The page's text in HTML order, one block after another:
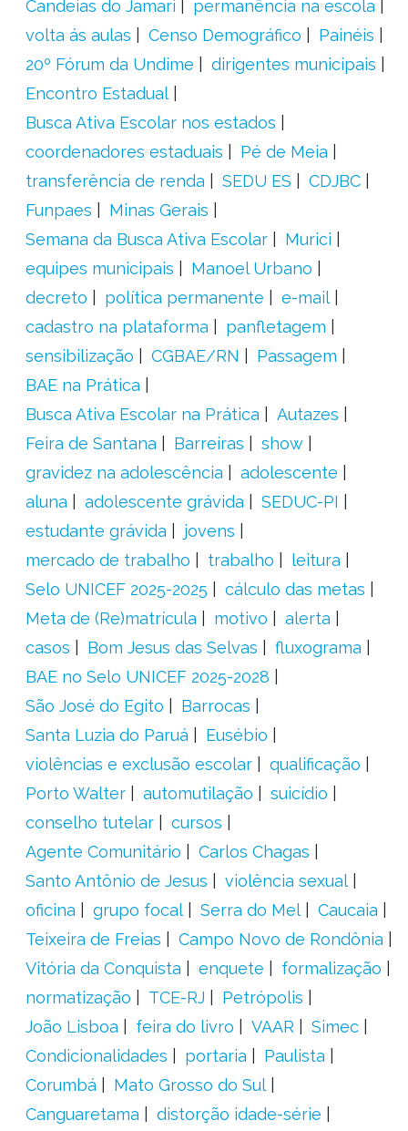
Candeias do Jamari
permanência na escola
volta ás aulas
Censo Demográfico
Painéis
20º Fórum da Undime
dirigentes municipais
Encontro Estadual
Busca Ativa Escolar nos estados
coordenadores estaduais
Pé de Meia
transferência de renda
SEDU ES
CDJBC
Funpaes
Minas Gerais
Semana da Busca Ativa Escolar
Murici
equipes municipais
Manoel Urbano
decreto
política permanente
e-mail
cadastro na plataforma
panfletagem
sensibilização
CGBAE/RN
Passagem
BAE na Prática
Busca Ativa Escolar na Prática
Autazes
Feira de Santana
Barreiras
show
gravidez na adolescência
adolescente
aluna
adolescente grávida
SEDUC-PI
estudante grávida
jovens
mercado de trabalho
trabalho
leitura
Selo UNICEF 2025-2025
cálculo das metas
Meta de (Re)matrícula
motivo
alerta
casos
Bom Jesus das Selvas
fluxograma
BAE no Selo UNICEF 2025-2028
São José do Egito
Barrocas
Santa Luzia do Paruá
Eusébio
violências e exclusão escolar
qualificação
Porto Walter
automutilação
suicídio
conselho tutelar
cursos
Agente Comunitário
Carlos Chagas
Santo Antônio de Jesus
violência sexual
oficina
grupo focal Serra do Mel
Caucaia
Teixeira de Freias
Campo Novo de Rondônia
Vitória da Conquista
enquete
formalização
normatização
TCE-RJ
Petrópolis
João Lisboa
feira do livro VAAR
Simec
Condicionalidades
portaria
Paulista
Corumbá
Mato Grosso do Sul
Canguaretama
distorção idade-série